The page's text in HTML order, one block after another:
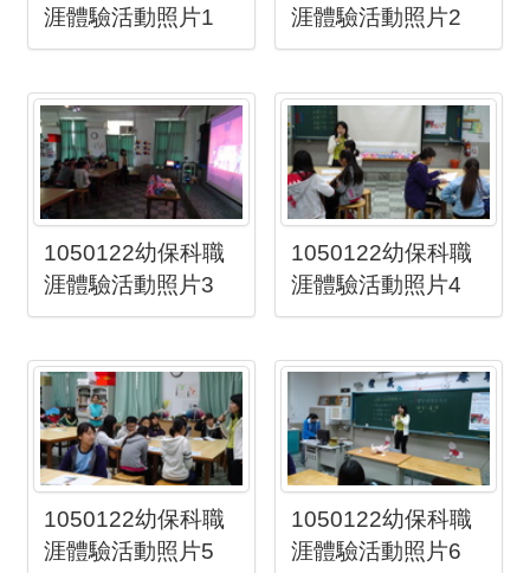
涯體驗活動照片1
涯體驗活動照片2
1050122幼保科職
涯體驗活動照片3
1050122幼保科職
涯體驗活動照片4
1050122幼保科職
涯體驗活動照片5
1050122幼保科職
涯體驗活動照片6